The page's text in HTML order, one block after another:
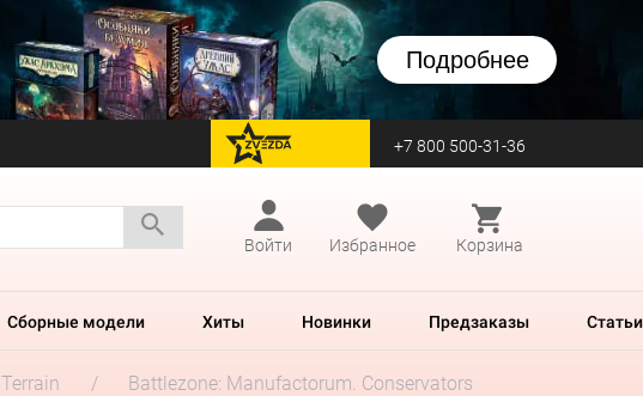
Подробнее
перейти на Zvezda +7 800 500-31-36
Войти
Избранное Корзина
Сборные модели Хиты Новинки Предзаказы Статьи
Terrain Battlezone: Manufactorum. Conservators